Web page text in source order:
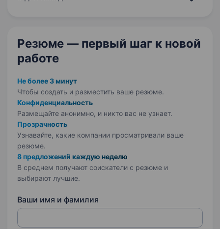
Резюме — первый шаг к новой
работе
Не более 3 минут
Чтобы создать и разместить ваше резюме.
Конфиденциальность
Размещайте анонимно, и никто вас не узнает.
Прозрачность
Узнавайте, какие компании просматривали ваше
резюме.
8 предложений каждую неделю
В среднем получают соискатели с резюме и
выбирают лучшие.
Ваши имя и фамилия